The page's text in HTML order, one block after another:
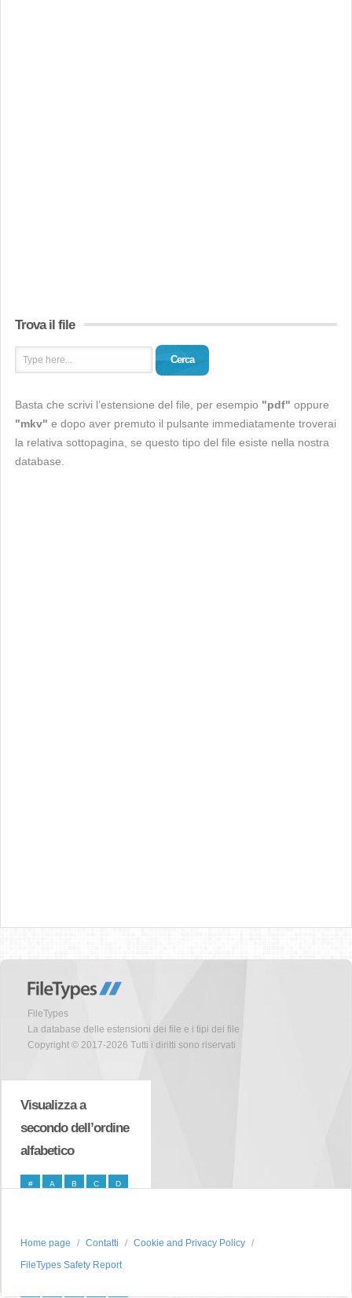
Trova il file
Cerca
Basta che scrivi l’estensione del file, per esempio "pdf" oppure
"mkv" e dopo aver premuto il pulsante immediatamente troverai
la relativa sottopagina, se questo tipo del file esiste nella nostra
database.
FileTypes
La database delle estensioni dei file e i tipi dei file
Copyright © 2017-2026 Tutti i diritti sono riservati
Visualizza a
secondo dell’ordine
alfabetico
# A B C D
O P Q R S
Home page Contatti
Cookie and Privacy Policy
FileTypes Safety Report